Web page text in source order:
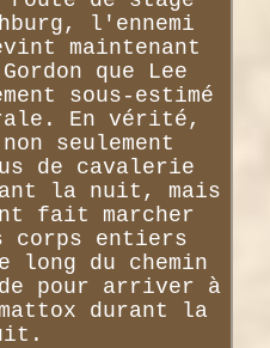
l'ennemi
maintenant
que Lee
sous-estimé
En vérité,
seulement
de cavalerie
la nuit, mais
fait marcher
corps entiers
du chemin
pour arriver à
durant la